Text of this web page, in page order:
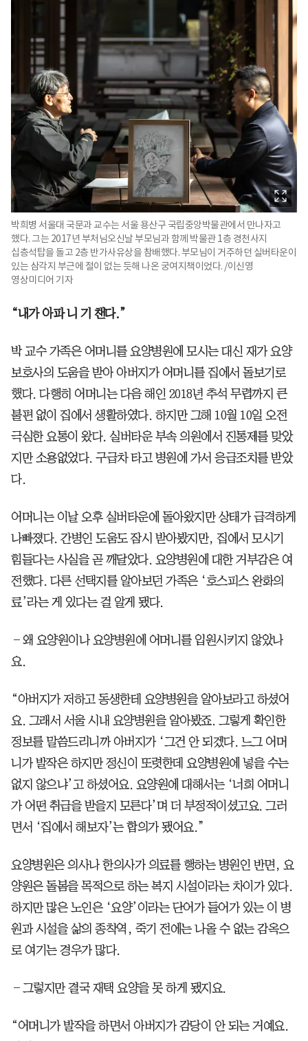
박희병 서울대 국문과 교수는 서울 용산구 국립중앙박물관에서 만나자고
했다. 그는 2017년 부처님오신날 부모님과 함께 박물관 1층 경천사지
십층석탑을 돌고 2층 반가사유상을 참배했다. 부모님이 거주하던 실버타운이
있는 삼각지 부근에 절이 없는 듯해 나온 궁여지책이었다. /이신영
영상미디어 기자
“내가 아파 니 기 챈다.”
박 교수 가족은 어머니를 요양병원에 모시는 대신 재가 요양
보호사의 도움을 받아 아버지가 어머니를 집에서 돌보기로
했다. 다행히 어머니는 다음 해인 2018년 추석 무렵까지 큰
불편 없이 집에서 생활하였다. 하지만 그해 10월 10일 오전
극심한 요통이 왔다. 실버타운 부속 의원에서 진통제를 맞았
지만 소용없었다. 구급차 타고 병원에 가서 응급조치를 받았
다.
어머니는 이날 오후 실버타운에 돌아왔지만 상태가 급격하게
나빠졌다. 간병인 도움도 잠시 받아봤지만, 집에서 모시기
힘들다는 사실을 곧 깨달았다. 요양병원에 대한 거부감은 여
전했다. 다른 선택지를 알아보던 가족은 ‘호스피스 완화의
료’라는 게 있다는 걸 알게 됐다.
―왜 요양원이나 요양병원에 어머니를 입원시키지 않았나
요.
“아버지가 저하고 동생한테 요양병원을 알아보라고 하셨어
요. 그래서 서울 시내 요양병원을 알아봤죠. 그렇게 확인한
정보를 말씀드리니까 아버지가 ‘그건 안 되겠다. 느그 어머
니가 발작은 하지만 정신이 또렷한데 요양병원에 넣을 수는
없지 않으냐’고 하셨어요. 요양원에 대해서는 ‘너희 어머니
가 어떤 취급을 받을지 모른다’며 더 부정적이셨고요. 그러
면서 ‘집에서 해보자’는 합의가 됐어요.”
요양병원은 의사나 한의사가 의료를 행하는 병원인 반면, 요
양원은 돌봄을 목적으로 하는 복지 시설이라는 차이가 있다.
하지만 많은 노인은 ‘요양’이라는 단어가 들어가 있는 이 병
원과 시설을 삶의 종착역, 죽기 전에는 나올 수 없는 감옥으
로 여기는 경우가 많다.
―그렇지만 결국 재택 요양을 못 하게 됐지요.
“어머니가 발작을 하면서 아버지가 감당이 안 되는 거예요.